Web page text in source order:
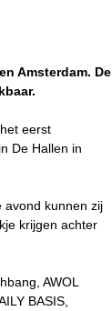
Amsterdam. De
eerst
De Hallen in
avond kunnen zij
krijgen achter
AWOL
BASIS,